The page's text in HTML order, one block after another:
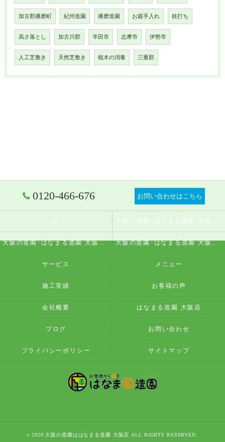
加古郡播磨町 紀州造園 播磨造園 お庭手入れ 枝打ち
高さ落とし 加古川郡 半田市 志摩市 伊勢市
人工芝敷き 天然芝敷き 植木の消毒 三重郡
0120-466-676 お問い合わせはこちら
コンセプト
大阪の造園･はなまる造園 大阪店の評判 大阪の造園･はなまる造園 大阪店のお客様の声
サービス メニュー
施工実績 お客様の声
会社概要 はなまる造園 大阪店
ブログ お問い合わせ
プライバシーポリシー サイトマップ
c 2026 大阪の造園ははなまる造園 大阪店 ALL RIGHTS RESERVED.